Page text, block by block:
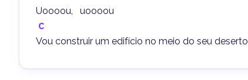
Uoooou,   uoooou
C
Vou construir um edifício no meio do seu deserto